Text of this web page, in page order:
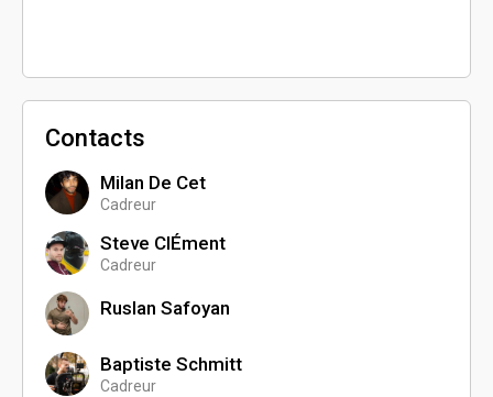
Contacts
Milan De Cet
Cadreur
Steve ClÉment
Cadreur
Ruslan Safoyan
Baptiste Schmitt
Cadreur